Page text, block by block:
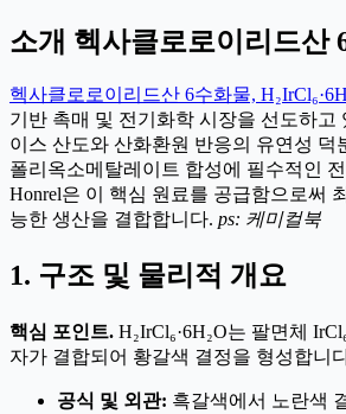
소개 헥사클로로이리드산
헥사클로로이리드산 6수화물,
기반 촉매 및 전기화학 시장을 선도하고
이스 산도와 산화환원 반응의 유연성 덕
폴리옥소메탈레이트 합성에 필수적인
Honrel은 이 핵심 원료를 공급함으로써
능한 생산을 결합합니다. ps: 케미컬북
1. 구조 및 물리적 개요
핵심 포인트. H₂IrCl₆·6H₂O는 팔면체
자가 결합되어 황갈색 결정을 형성합니
공식 및 외관: 흑갈색에서 노란색